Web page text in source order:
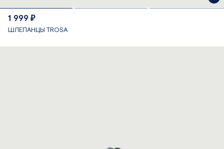
1 999 ₽
ШЛЕПАНЦЫ TROSA